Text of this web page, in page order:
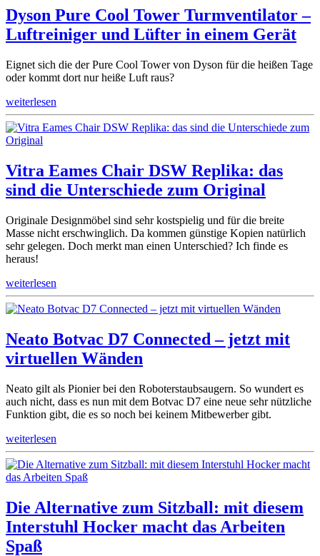
Dyson Pure Cool Tower Turmventilator –
Luftreiniger und Lüfter in einem Gerät
Eignet sich die der Pure Cool Tower von Dyson für die heißen Tage
oder kommt dort nur heiße Luft raus?
weiterlesen
Vitra Eames Chair DSW Replika: das
sind die Unterschiede zum Original
Originale Designmöbel sind sehr kostspielig und für die breite
Masse nicht erschwinglich. Da kommen günstige Kopien natürlich
sehr gelegen. Doch merkt man einen Unterschied? Ich finde es
heraus!
weiterlesen
Neato Botvac D7 Connected – jetzt mit
virtuellen Wänden
Neato gilt als Pionier bei den Roboterstaubsaugern. So wundert es
auch nicht, dass es nun mit dem Botvac D7 eine neue sehr nützliche
Funktion gibt, die es so noch bei keinem Mitbewerber gibt.
weiterlesen
Die Alternative zum Sitzball: mit diesem
Interstuhl Hocker macht das Arbeiten
Spaß